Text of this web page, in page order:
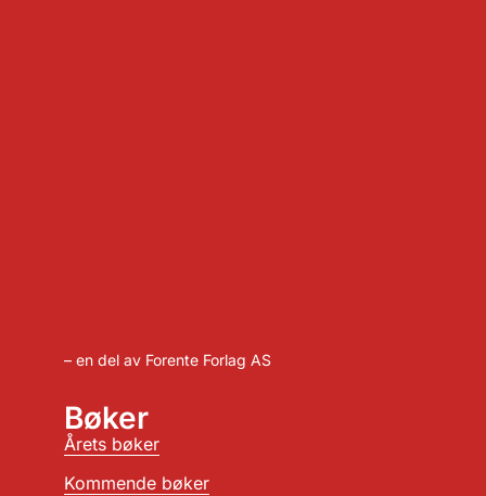
– en del av Forente Forlag AS
Bøker
Årets bøker
Kommende bøker